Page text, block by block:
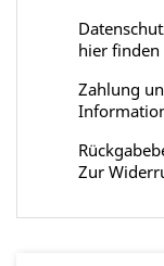
hier finden
Zahlung
Zur